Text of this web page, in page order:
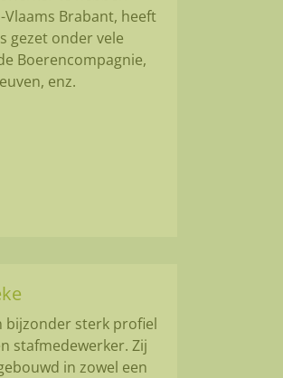
Vlaams Brabant, heeft
gezet onder vele
Boerencompagnie,
enz.
bijzonder sterk profiel
stafmedewerker. Zij
in zowel een